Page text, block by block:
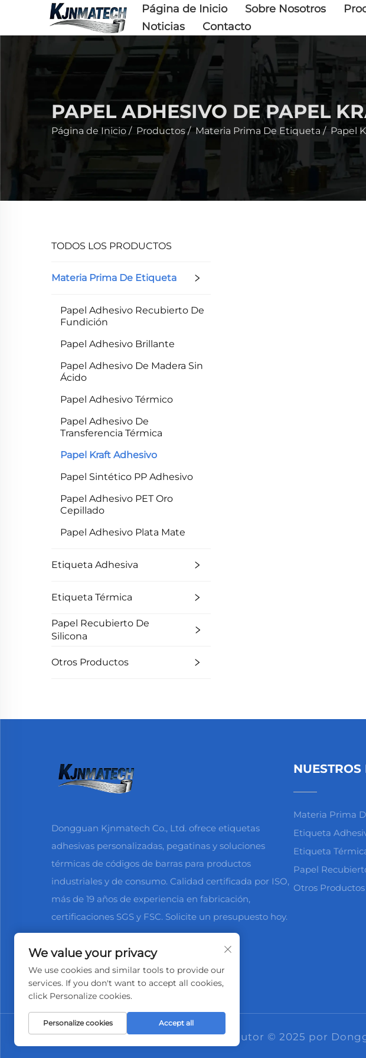
Página de Inicio Sobre Nosotros
Noticias
Contacto
PAPEL ADHESIVO DE PAPEL
Página de Inicio / Productos/ Materia Prima De Etiqueta/ Papel
TODOS LOS PRODUCTOS
Materia Prima De Etiqueta
Papel Adhesivo Recubierto De
Fundición
Papel Adhesivo Brillante
Papel Adhesivo De Madera Sin
Ácido
Papel Adhesivo Térmico
Papel Adhesivo De
Transferencia Térmica
Papel Kraft Adhesivo
Papel Sintético PP Adhesivo
Papel Adhesivo PET Oro
Cepillado
Papel Adhesivo Plata Mate
Etiqueta Adhesiva
Etiqueta Térmica
Papel Recubierto De
Silicona
Otros Productos
Dongguan Kjnmatech Co., Ltd. ofrece etiquetas
adhesivas personalizadas, pegatinas y soluciones
térmicas de códigos de barras para productos
industriales y de consumo. Calidad certificada por ISO,
más de 19 años de experiencia en fabricación,
certificaciones SGS y FSC. Solicite un presupuesto hoy.
Materia Prima
Etiqueta
Etiqueta
Papel
Otros Productos
Derechos de autor © 2025 por
We value your privacy
We use cookies and similar tools to provide our
services. If you don't want to accept all cookies,
click Personalize cookies.
Personalize cookies Accept all